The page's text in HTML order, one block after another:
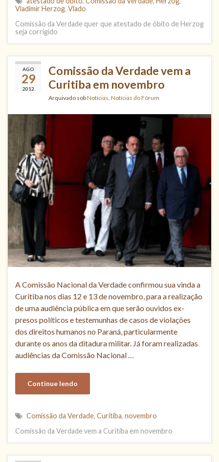
Vladimir Herzog, Vlado
Comissão da Verdade quer que atestado de óbito de Herzog
seja corrigido
AGO
29
2012
Comissão da Verdade vem a
Curitiba em novembro
Arquivado sobNotícias Notícias do Fórum
A Comissão Nacional da Verdade confirmou sua vinda a
Curitiba nos dias 12 e 13 de novembro, para a realização
de uma audiência pública em que serão ouvidos ex-
presos políticos e testemunhas de casos de violações
dos direitos humanos no Paraná, particularmente
durante os anos da ditadura militar. Já foram realizadas
audiências da Comissão Nacional …
Continue lendo
Comissão da Verdade, Curitiba, novembro
Comissão da Verdade vem a Curitiba em novembro